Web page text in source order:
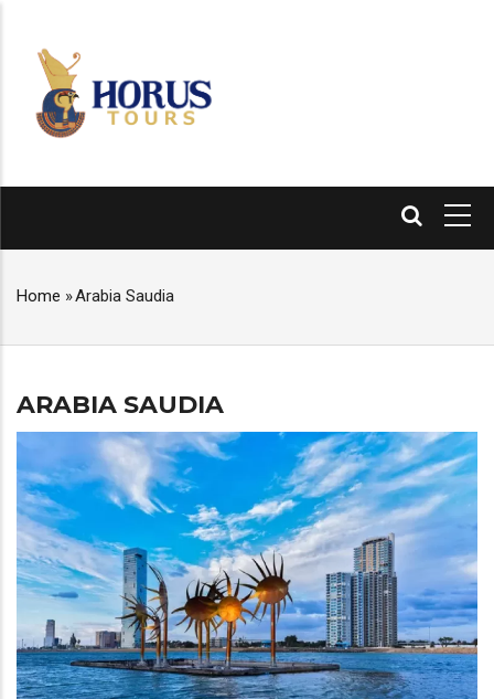
content
BREADCRUMB
Home »Arabia Saudia
ARABIA SAUDIA